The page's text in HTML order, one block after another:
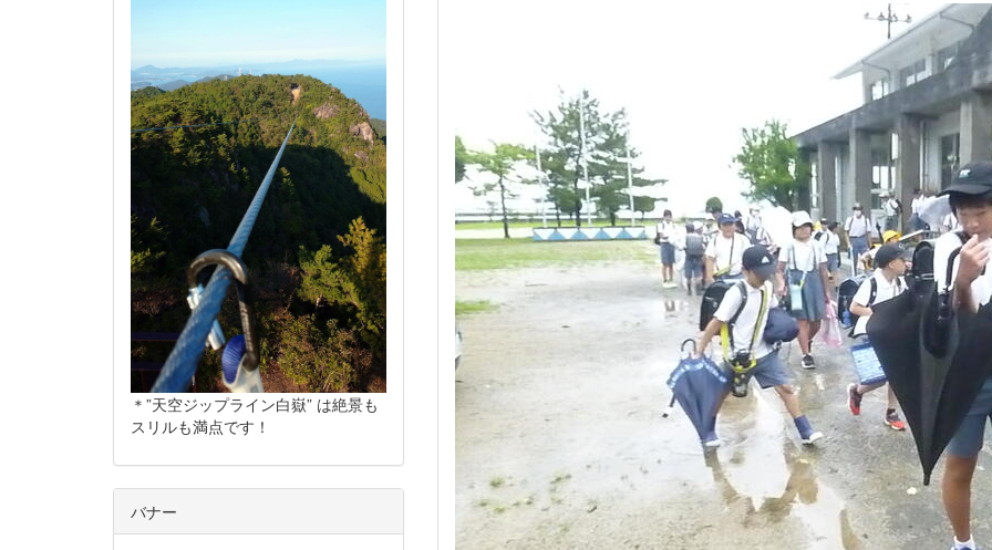
＊”天空ジップライン白嶽” は絶景も
スリルも満点です！
バナー